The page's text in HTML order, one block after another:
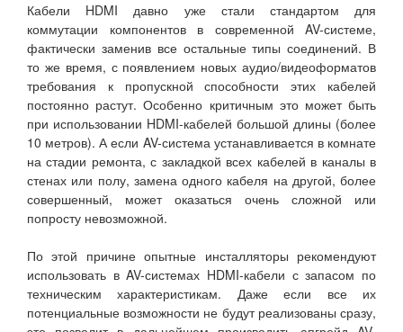
Кабели HDMI давно уже стали стандартом для
коммутации компонентов в современной AV-системе,
фактически заменив все остальные типы соединений. В
то же время, с появлением новых аудио/видеоформатов
требования к пропускной способности этих кабелей
постоянно растут. Особенно критичным это может быть
при использовании HDMI-кабелей большой длины (более
10 метров). А если AV-система устанавливается в комнате
на стадии ремонта, с закладкой всех кабелей в каналы в
стенах или полу, замена одного кабеля на другой, более
совершенный, может оказаться очень сложной или
попросту невозможной.
По этой причине опытные инсталляторы рекомендуют
использовать в AV-системах HDMI-кабели с запасом по
техническим характеристикам. Даже если все их
потенциальные возможности не будут реализованы сразу,